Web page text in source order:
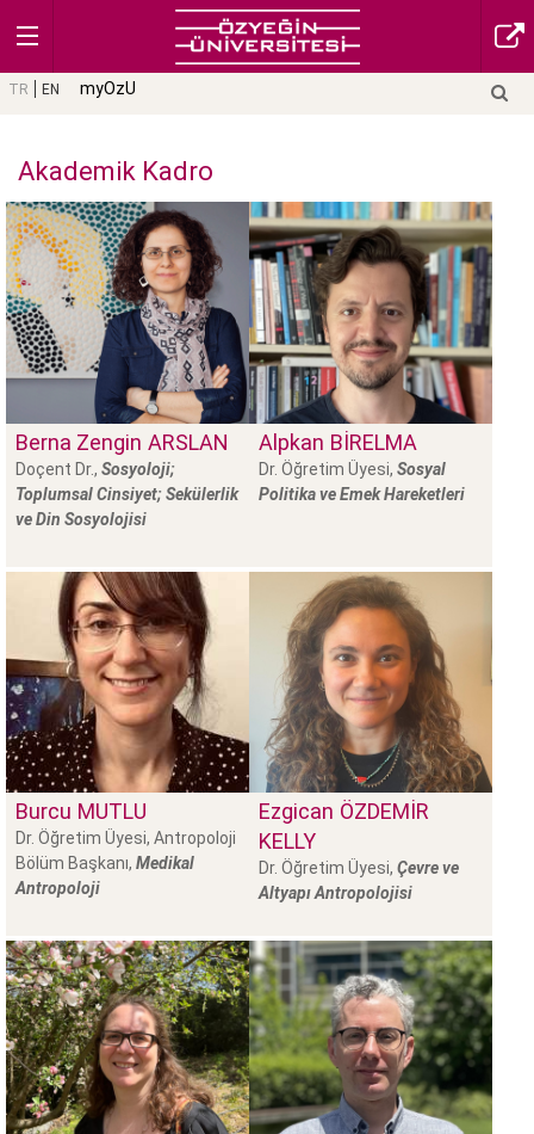
TR EN myOzU
Akademik Kadro
Berna Zengin ARSLAN
Doçent Dr., Sosyoloji;
Toplumsal Cinsiyet; Sekülerlik
ve Din Sosyolojisi
Alpkan BIRELMA
Dr. Öğretim Üyesi, Sosyal
Politika ve Emek Hareketleri
Burcu MUTLU
Dr. Öğretim Üyesi, Antropoloji
Bölüm Başkanı, Medikal
Antropoloji
Ezgican ÖZDEMIR
KELLY
Dr. Öğretim Üyesi, Çevre ve
Altyapı Antropolojisi